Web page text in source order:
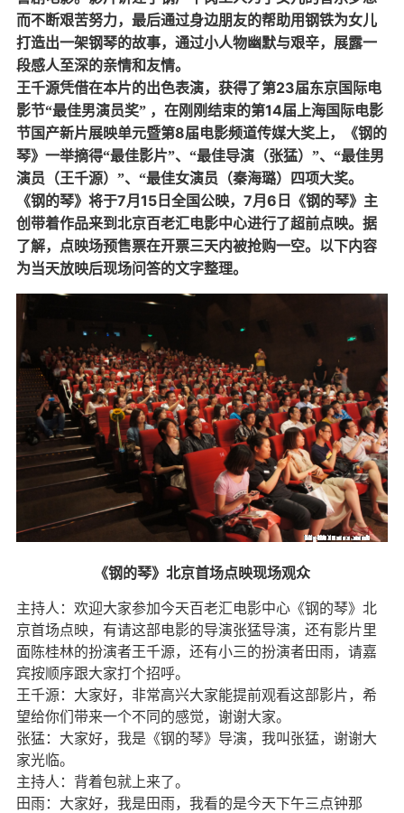
而不断艰苦努力，最后通过身边朋友的帮助用钢铁为女儿
打造出一架钢琴的故事，通过小人物幽默与艰辛，展露一
段感人至深的亲情和友情。
王千源凭借在本片的出色表演，获得了第23届东京国际电
影节“最佳男演员奖” ，在刚刚结束的第14届上海国际电影
节国产新片展映单元暨第8届电影频道传媒大奖上，《钢的
琴》一举摘得“最佳影片”、“最佳导演（张猛）”、“最佳男
演员（王千源）”、“最佳女演员（秦海璐）四项大奖。
《钢的琴》将于7月 15 日全国公映， 7月 6 日《钢的琴》主
创带着作品来到北京百老汇电影中心进行了超前点映。据
了解，点映场预售票在开票三天内被抢购一空。以下内容
为当天放映后现场问答的文字整理。
《钢的琴》北京首场点映现场观众
主持人：欢迎大家参加今天百老汇电影中心《钢的琴》北
京首场点映，有请这部电影的导演张猛导演，还有影片里
面陈桂林的扮演者王千源，还有小三的扮演者田雨，请嘉
宾按顺序跟大家打个招呼。
王千源：大家好，非常高兴大家能提前观看这部影片，希
望给你们带来一个不同的感觉，谢谢大家。
张猛：大家好，我是《钢的琴》导演，我叫张猛，谢谢大
家光临。
主持人：背着包就上来了。
田雨：大家好，我是田雨，我看的是今天下午三点钟那